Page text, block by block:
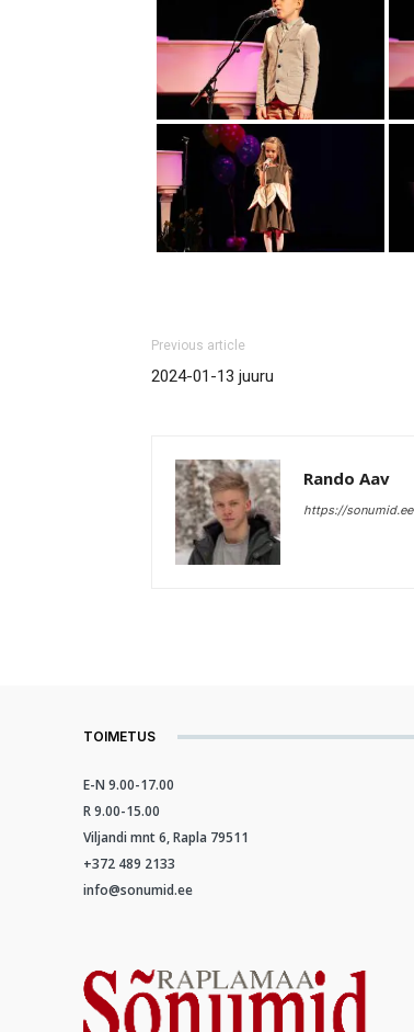
Previous article
2024-01-13 juuru
Rando Aav
https://sonumid.ee
TOIMETUS
E-N 9.00-17.00
R 9.00-15.00
Viljandi mnt 6, Rapla 79511
+372 489 2133
info@sonumid.ee